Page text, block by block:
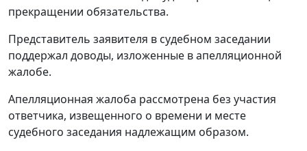
прекращении обязательства.
Представитель заявителя в судебном заседании
поддержал доводы, изложенные в апелляционной
жалобе.
Апелляционная жалоба рассмотрена без участия
ответчика, извещенного о времени и месте
судебного заседания надлежащим образом.